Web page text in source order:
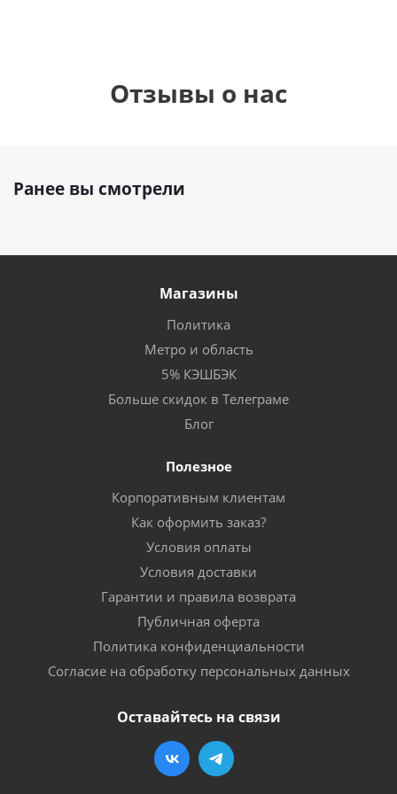
Отзывы о нас
Ранее вы смотрели
Магазины
Политика
Метро и область
5% КЭШБЭК
Больше скидок в Телеграме
Блог
Полезное
Корпоративным клиентам
Как оформить заказ?
Условия оплаты
Условия доставки
Гарантии и правила возврата
Публичная оферта
Политика конфиденциальности
Согласие на обработку персональных данных
Оставайтесь на связи